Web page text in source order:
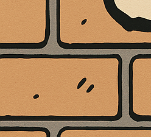
A
didirettore/3 Luglio